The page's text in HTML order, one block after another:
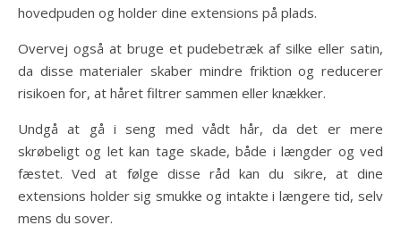
hovedpuden og holder dine extensions på plads.
Overvej også at bruge et pudebetræk af silke eller satin,
da disse materialer skaber mindre friktion og reducerer
risikoen for, at håret filtrer sammen eller knækker.
Undgå at gå i seng med vådt hår, da det er mere
skrøbeligt og let kan tage skade, både i længder og ved
fæstet. Ved at følge disse råd kan du sikre, at dine
extensions holder sig smukke og intakte i længere tid, selv
mens du sover.